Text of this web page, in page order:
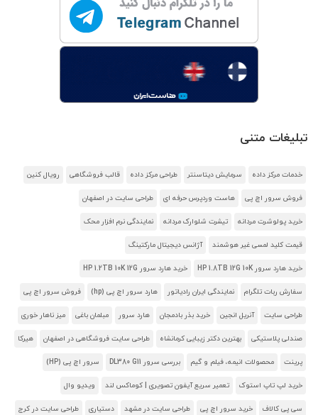
تبلیغات متنی
خدمات مرکز داده سرمایش دیتاسنتر طراحی مرکز داده قالب فروشگاهی رویال کنین
فروش سرور اچ پی هاست وردپرس حرفه ای طراحی سایت در اصفهان
خرید پولوشرت مردانه تیشرت شلوارک مردانه نمایندگی نرم افزار محک
قیمت کلید لمسی غیر هوشمند آژانس دیجیتال مارکتینگ
خرید هارد سرور HP 1.8TB 12G 10K خرید هارد سرور HP 1.2TB 10K 12G
سفارش ربات تلگرام نمایندگی ایران رادیاتور هارد سرور اچ پی (hp) فروش سرور اچ پی
طراحی سایت آنریل انجین خرید بذر بادمجان هارد سرور مبلمان باغی میز ناهار خوری
صندلی پلاستیکی بهترین دکتر زیبایی کرمانشاه طراحی سایت فروشگاهی در اصفهان هیرکا
پرینت محصولات انیمه، فیلم و گیم بررسی سرور DL380 G11 سرور اچ پی (HP)
خرید لپ تاپ استوک تعمیر سریع آیفون تصویری | کوماکس لند ویدیو وال
سی پی کالاف خرید سرور اچ پی طراحی سایت در مشهد دستیاری طراحی سایت در کرج